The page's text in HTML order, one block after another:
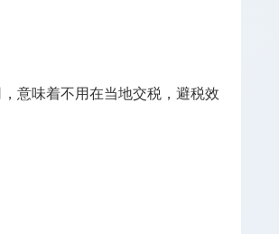
意味着不用在当地交税，避税效